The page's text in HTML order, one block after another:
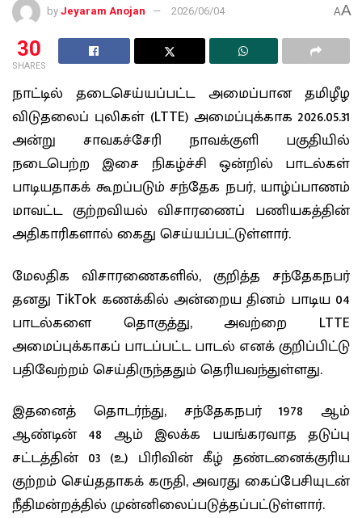
by Jeyaram Anojan 2026/06/04 AA
30
SHARES
நாட்டில் தடைசெய்யப்பட்ட அமைப்பான தமிழீழ
விடுதலைப் புலிகள் (LTTE) அமைப்புக்காக 2026.05.31
அன்று சாவகச்சேரி நாவக்குளி பகுதியில்
நடைபெற்ற இசை நிகழ்ச்சி ஒன்றில் பாடல்கள்
பாடியதாகக் கூறப்படும் சந்தேக நபர், யாழ்ப்பாணம்
மாவட்ட குற்றவியல் விசாரணைப் பணியகத்தின்
அதிகாரிகளால் கைது செய்யப்பட்டுள்ளார்.
மேலதிக விசாரணைகளில், குறித்த சந்தேகநபர்
தனது TikTok கணக்கில் அன்றைய தினம் பாடிய 04
பாடல்களை தொகுத்து, அவற்றை LTTE
அமைப்புக்காகப் பாடப்பட்ட பாடல் எனக் குறிப்பிட்டு
பதிவேற்றம் செய்திருந்ததும் தெரியவந்துள்ளது.
இதனைத் தொடர்ந்து, சந்தேகநபர் 1978 ஆம்
ஆண்டின் 48 ஆம் இலக்க பயங்கரவாத தடுப்பு
சட்டத்தின் 03 (உ) பிரிவின் கீழ் தண்டனைக்குரிய
குற்றம் செய்ததாகக் கருதி, அவரது கைப்பேசியுடன்
நீதிமன்றத்தில் முன்னிலைப்படுத்தப்பட்டுள்ளார்.